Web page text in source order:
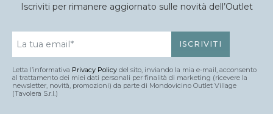
Iscriviti per rimanere aggiornato sulle novità dell’Outlet
Letta l’informativa Privacy Policy del sito, inviando la mia e-mail, acconsento
al trattamento dei miei dati personali per finalità di marketing (ricevere la
newsletter, novità, promozioni) da parte di Mondovicino Outlet Village
(Tavolera S.r.l.)